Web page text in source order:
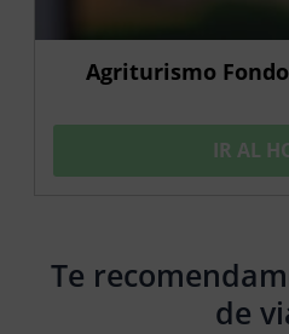
Agriturismo
IR AL
Te
de